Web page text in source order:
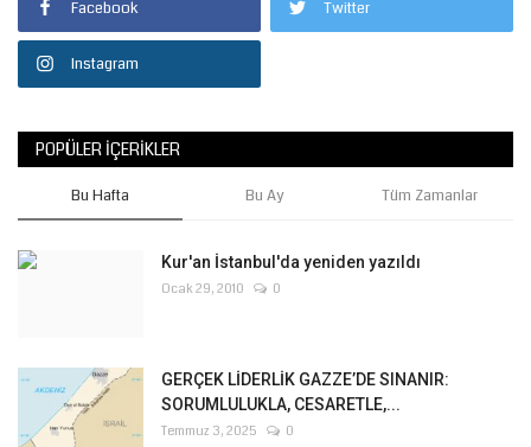
Facebook Twitter
Instagram
POPÜLER İÇERIKLER
Bu Hafta Bu Ay Tüm Zamanlar
Kur'an İstanbul'da yeniden yazıldı
Ocak 29, 2010 0
GERÇEK LİDERLİK GAZZE’DE SINANIR:
SORUMLULUKLA, CESARETLE,...
Temmuz 3, 2025 0